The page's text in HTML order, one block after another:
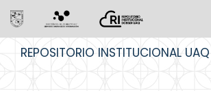
REPOSITORIO INSTITUCIONAL UAQ